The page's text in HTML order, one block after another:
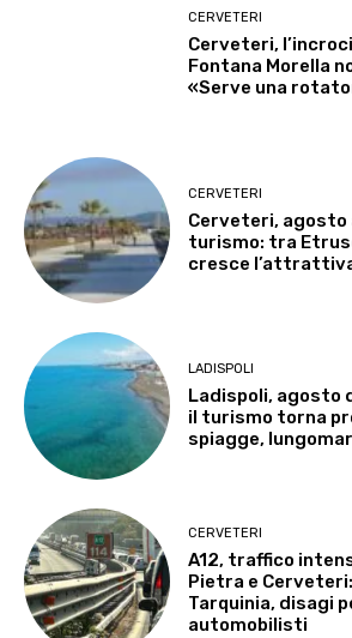
CERVETERI
Cerveteri,
Fontana Morella
«Serve una
CERVETERI
Cerveteri, agosto
turismo: tra
cresce
LADISPOLI
Ladispoli, agosto
il turismo torna
spiagge,
CERVETERI
A12, traffico
Pietra e
Tarquinia, disagi
automobilisti